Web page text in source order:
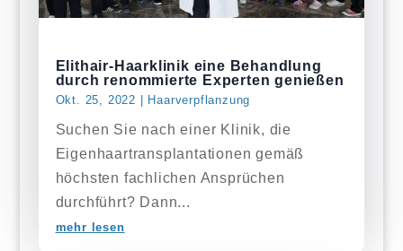
Elithair-Haarklinik eine Behandlung
durch renommierte Experten genießen
Okt. 25, 2022 Haarverpflanzung
Suchen Sie nach einer Klinik, die
Eigenhaartransplantationen gemäß
höchsten fachlichen Ansprüchen
durchführt? Dann...
mehr lesen